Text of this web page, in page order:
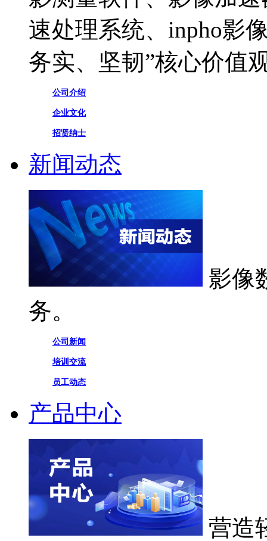
速处理系统、inpho影
务实、坚韧”核心价值
公司介绍
企业文化
招贤纳士
新闻动态
影像
务。
公司新闻
培训交流
员工动态
产品中心
营造